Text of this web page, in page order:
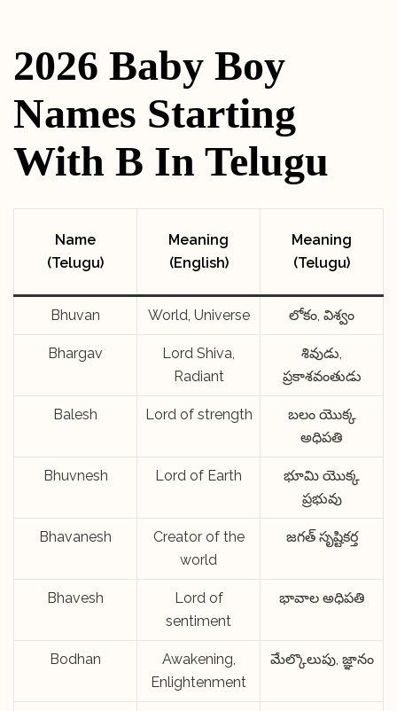
2026 Baby Boy
Names Starting
With B In Telugu
Name
(Telugu)
Meaning
(English)
Meaning
(Telugu)
Bhuvan World, Universe లోకం, విశ్వం
Bhargav
Lord Shiva,
Radiant
శివుడు,
ప్రకాశవంతుడు
Balesh Lord of strength
బలం యొక్క
అధిపతి
Bhuvnesh Lord of Earth
భూమి యొక్క
ప్రభువు
Bhavanesh
Creator of the
world
జగత్ సృష్టికర్త
Bhavesh
Lord of
sentiment
భావాల అధిపతి
Bodhan
Awakening,
Enlightenment
మేల్కొలుపు, జ్ఞానం